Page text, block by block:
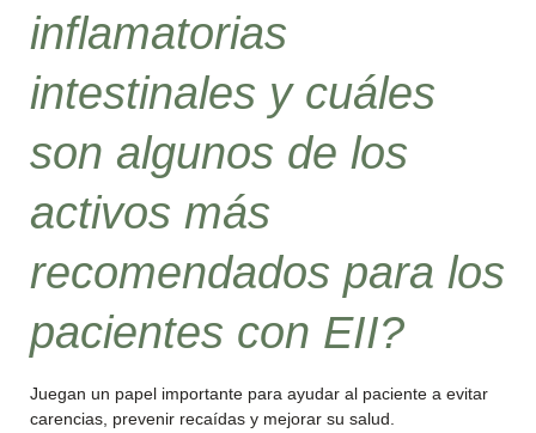
inflamatorias
intestinales y cuáles
son algunos de los
activos más
recomendados para los
pacientes con EII?
Juegan un papel importante para ayudar al paciente a evitar
carencias, prevenir recaídas y mejorar su salud.